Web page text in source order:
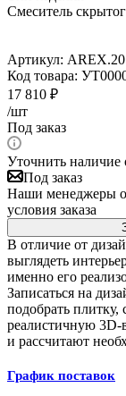
Смеситель
Артикул:
Код товара:
17 810 ₽
/шт
Под заказ
Уточнить наличие
Под заказ
Наши менеджеры
условия заказа
В отличие от
выглядеть
именно его
Записаться на
подобрать плитку,
реалистичную 3D-
и рассчитают
График поставок